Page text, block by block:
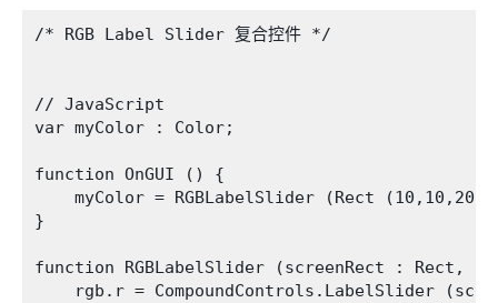
/* RGB Label Slider 复合控件 */
// JavaScript
var myColor : Color;
function OnGUI () {
myColor = RGBLabelSlider (Rect
}
function RGBLabelSlider (screenRect : Rect,
rgb.r = CompoundControls.LabelSlider